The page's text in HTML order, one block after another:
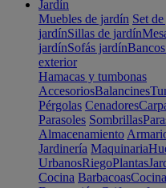
Jardín
Muebles de jardín Set
jardínSillas de jardín
jardínSofás jardín
exterior
Hamacas y tumbonas
AccesoriosBalancines
Pérgolas Cenadores
Parasoles Sombrillas
Almacenamiento
Jardinería Maquinaria
UrbanosRiegoPlantas
Cocina Barbacoas